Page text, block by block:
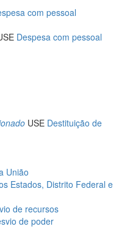
com pessoal
Despesa com pessoal
USE Destituição de
União
Estados, Distrito Federal e
de recursos
de poder